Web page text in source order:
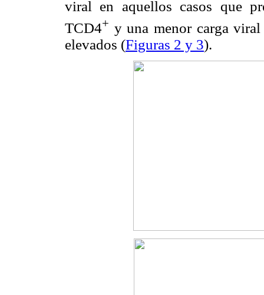
viral en aquellos casos que
TCD4+ y una menor carga
elevados (Figuras 2 y 3).